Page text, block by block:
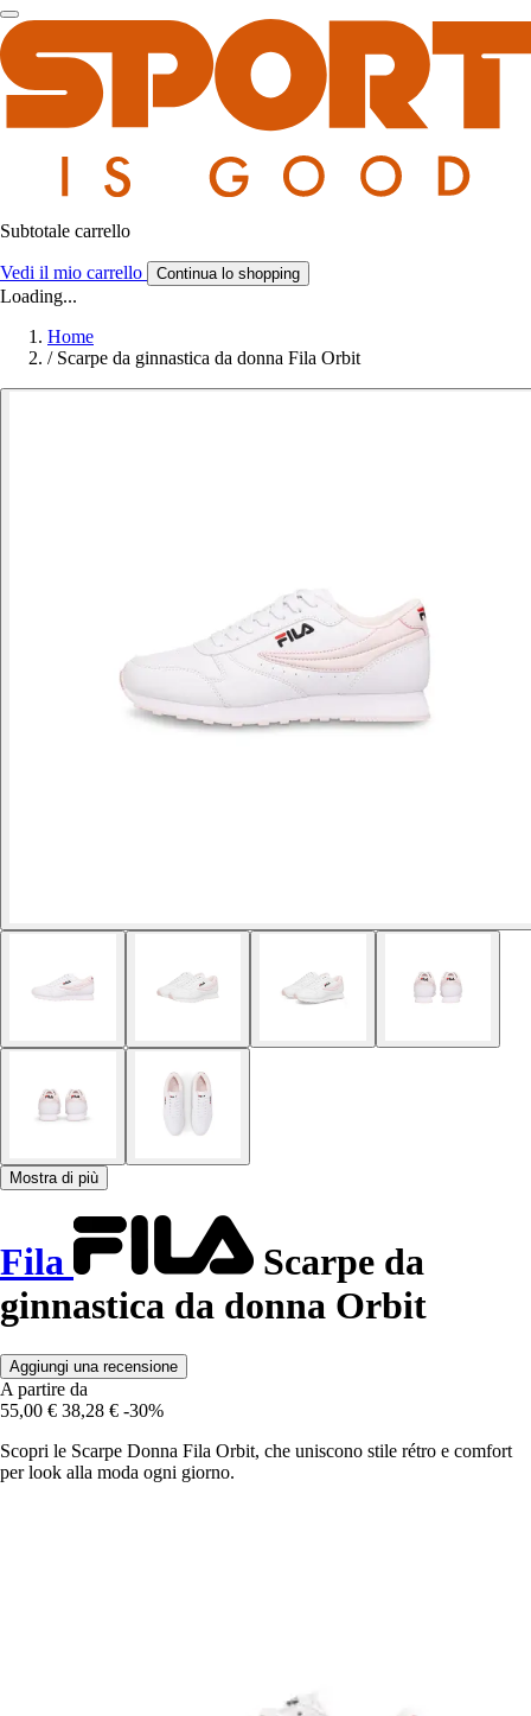
Subtotale carrello
Vedi il mio carrello Continua lo shopping
Loading...
Home
/ Scarpe da ginnastica da donna Fila Orbit
Mostra di più
Fila
Scarpe da
ginnastica da donna Orbit
Aggiungi una recensione
A partire da
55,00 € 38,28 € -30%
Scopri le Scarpe Donna Fila Orbit, che uniscono stile rétro e comfort
per look alla moda ogni giorno.